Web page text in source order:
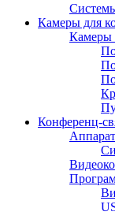
Камеры для
Камеры
Конференц-